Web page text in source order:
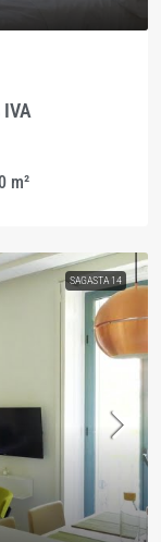
IVA
m²
SAGASTA 14